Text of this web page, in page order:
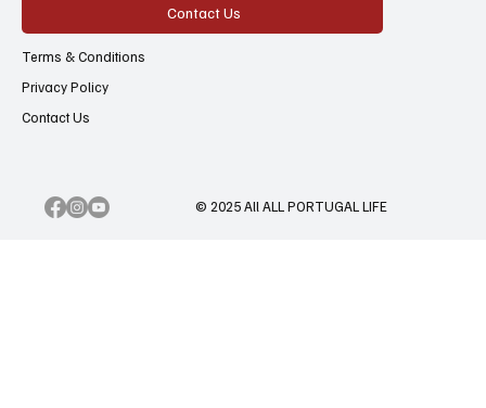
© 2025 All ALL PORTUGAL LIFE
Contact Us
Terms & Conditions
Privacy Policy
Contact Us